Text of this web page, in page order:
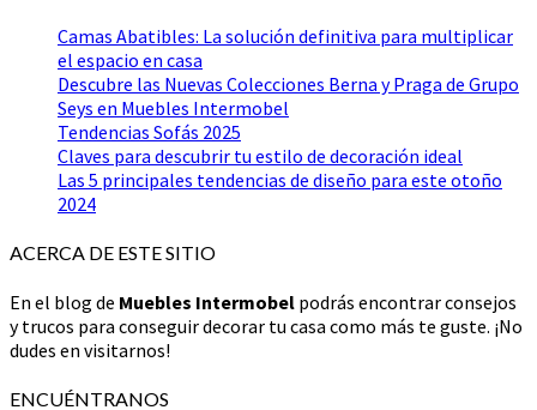
Camas Abatibles: La solución definitiva para multiplicar
el espacio en casa
Descubre las Nuevas Colecciones Berna y Praga de Grupo
Seys en Muebles Intermobel
Tendencias Sofás 2025
Claves para descubrir tu estilo de decoración ideal
Las 5 principales tendencias de diseño para este otoño
2024
ACERCA DE ESTE SITIO
En el blog de Muebles Intermobel podrás encontrar consejos
y trucos para conseguir decorar tu casa como más te guste. ¡No
dudes en visitarnos!
ENCUÉNTRANOS